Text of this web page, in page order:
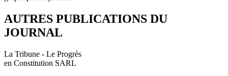
AUTRES PUBLICATIONS DU
JOURNAL
La Tribune - Le Progrès
en Constitution SARL